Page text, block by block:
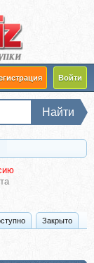
Войти
Найти
Закрыто